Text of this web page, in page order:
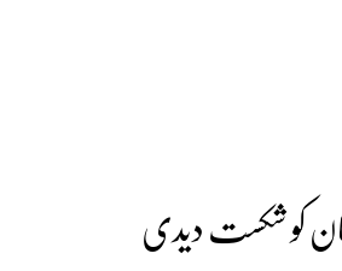
کو شکست دیدی